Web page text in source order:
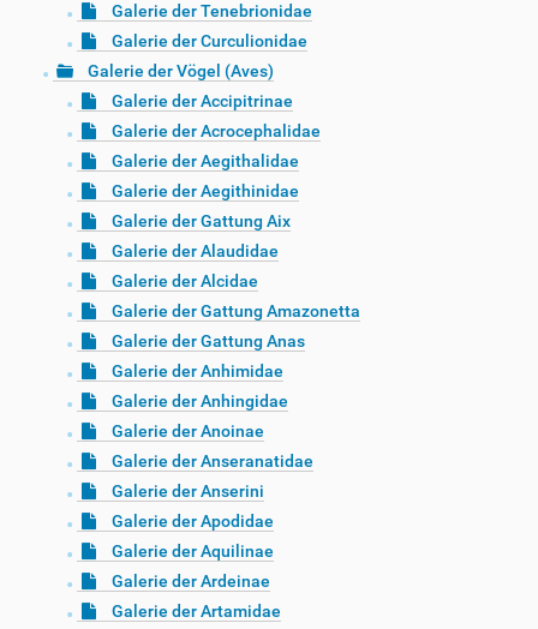
Galerie der Tenebrionidae
Galerie der Curculionidae
Galerie der Vögel (Aves)
Galerie der Accipitrinae
Galerie der Acrocephalidae
Galerie der Aegithalidae
Galerie der Aegithinidae
Galerie der Gattung Aix
Galerie der Alaudidae
Galerie der Alcidae
Galerie der Gattung Amazonetta
Galerie der Gattung Anas
Galerie der Anhimidae
Galerie der Anhingidae
Galerie der Anoinae
Galerie der Anseranatidae
Galerie der Anserini
Galerie der Apodidae
Galerie der Aquilinae
Galerie der Ardeinae
Galerie der Artamidae